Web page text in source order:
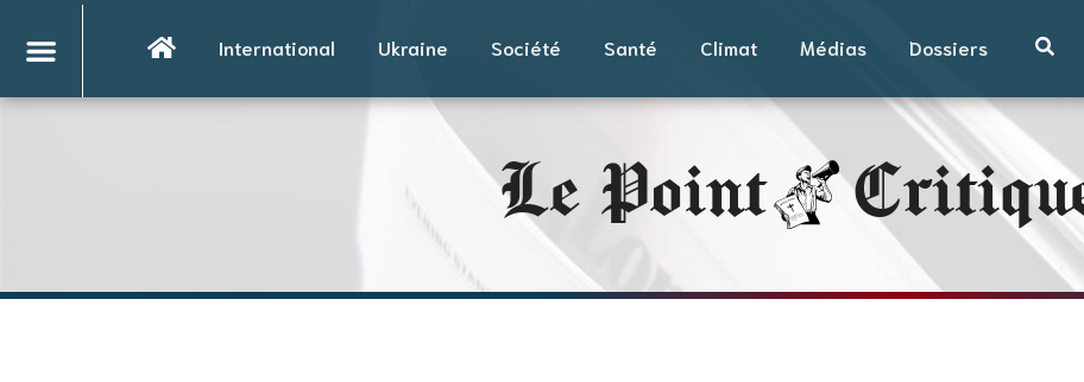
International Ukraine Société Santé Climat Médias Dossiers
Le Point